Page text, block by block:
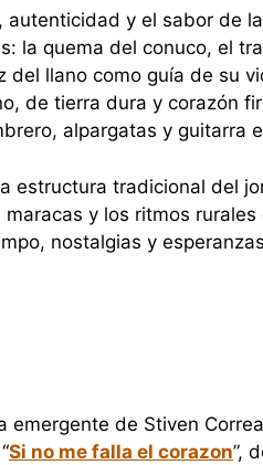
y el sabor de
la quema del conuco, el
del llano como guía de su
de tierra dura y corazón
alpargatas y guitarra
estructura tradicional del
y los ritmos
nostalgias y
emergente de Stiven
Si no me falla el corazon”,